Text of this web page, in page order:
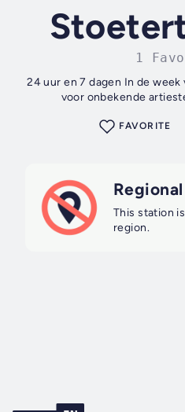
1
24 uur en 7 dagen In de
voor onbekende
FAVORITE
This station
region.